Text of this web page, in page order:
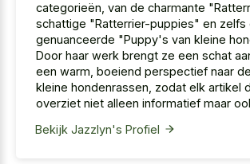
categorieën, van de charmante
schattige "Ratterrier-puppies" en zelfs
genuanceerde "Puppy's van kleine
Door haar werk brengt ze een schat
een warm, boeiend perspectief naar
kleine hondenrassen, zodat elk artikel
overziet niet alleen informatief maar
Bekijk Jazzlyn's Profiel